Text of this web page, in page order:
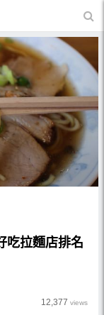
吃拉麵店排名
12,377 views